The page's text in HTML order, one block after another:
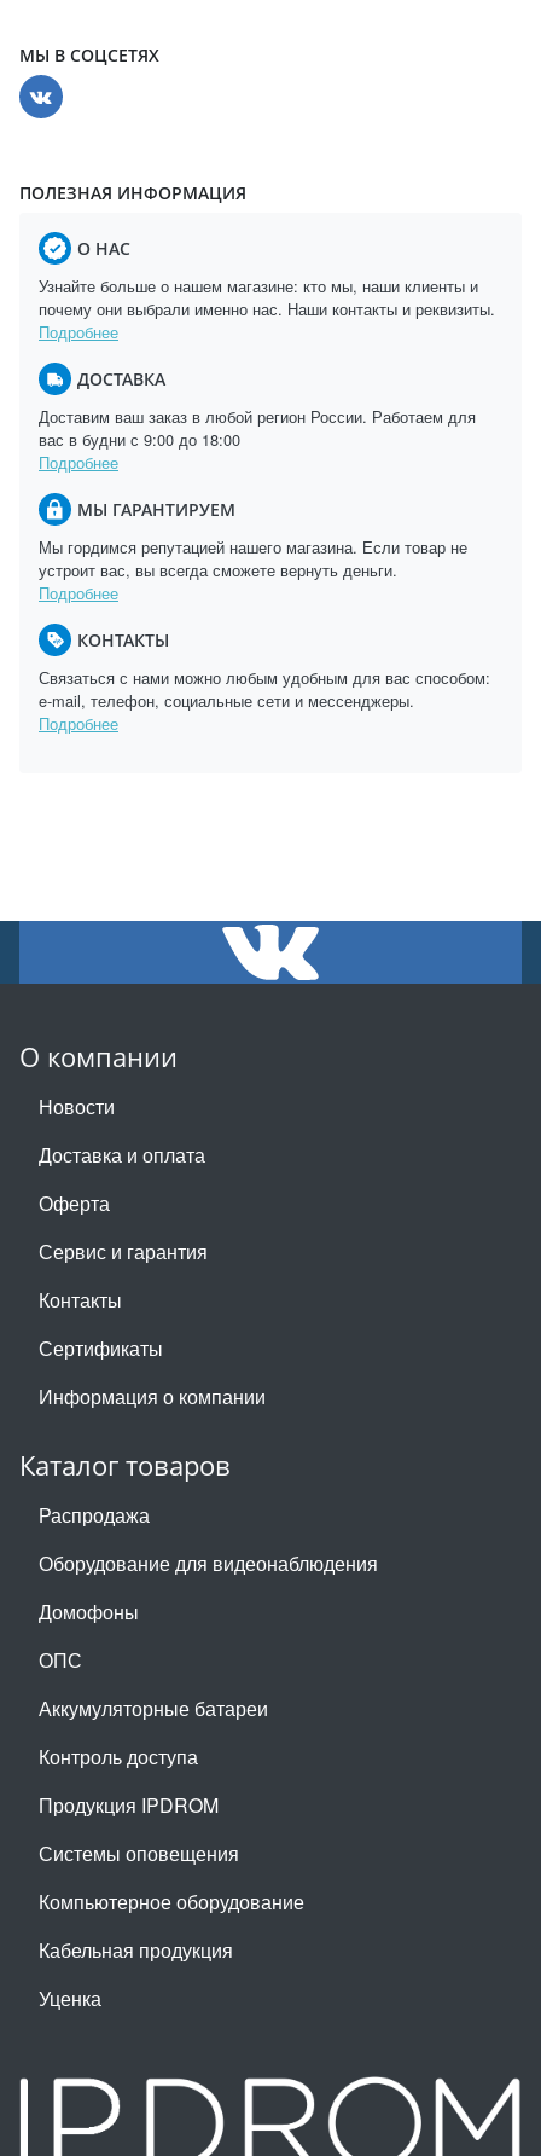
МЫ В СОЦСЕТЯХ
ПОЛЕЗНАЯ ИНФОРМАЦИЯ
О НАС
Узнайте больше о нашем магазине: кто мы, наши клиенты и
почему они выбрали именно нас. Наши контакты и реквизиты.
Подробнее
ДОСТАВКА
Доставим ваш заказ в любой регион России. Работаем для
вас в будни с 9:00 до 18:00
Подробнее
МЫ ГАРАНТИРУЕМ
Мы гордимся репутацией нашего магазина. Если товар не
устроит вас, вы всегда сможете вернуть деньги.
Подробнее
КОНТАКТЫ
Связаться с нами можно любым удобным для вас способом:
e-mail, телефон, социальные сети и мессенджеры.
Подробнее
О компании
Новости
Доставка и оплата
Оферта
Сервис и гарантия
Контакты
Сертификаты
Информация о компании
Каталог товаров
Распродажа
Оборудование для видеонаблюдения
Домофоны
ОПС
Аккумуляторные батареи
Контроль доступа
Продукция IPDROM
Системы оповещения
Компьютерное оборудование
Кабельная продукция
Уценка